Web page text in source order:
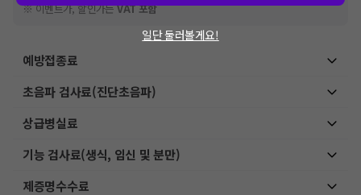
※ 이벤트가, 할인가는VAT 포함
예방접종료
초음파 검사료(진단초음파)
상급병실료
기능 검사료(생식, 임신 및 분만)
제증명수수료
일단 둘러볼게요!